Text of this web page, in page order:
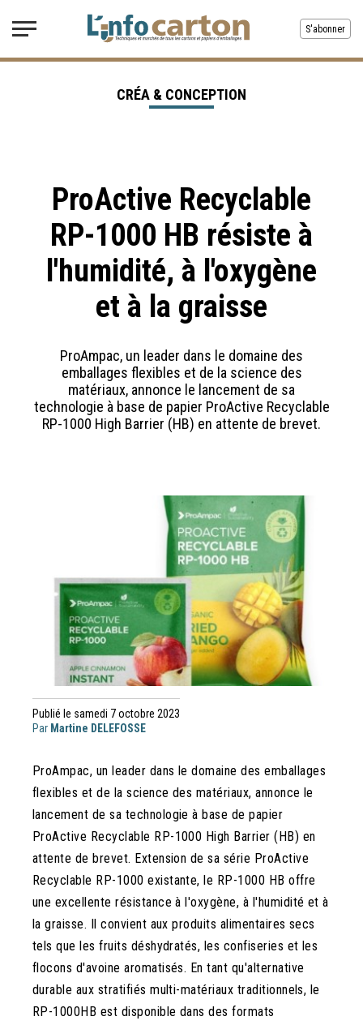
S'abonner
ProActive Recyclable
RP-1000 HB résiste à
l'humidité, à l'oxygène
et à la graisse
ProAmpac, un leader dans le domaine des
emballages flexibles et de la science des
matériaux, annonce le lancement de sa
technologie à base de papier ProActive Recyclable
RP-1000 High Barrier (HB) en attente de brevet.
CRÉA & CONCEPTION
Publié le samedi 7 octobre 2023
Par Martine DELEFOSSE
ProAmpac, un leader dans le domaine des emballages
flexibles et de la science des matériaux, annonce le
lancement de sa technologie à base de papier
ProActive Recyclable RP-1000 High Barrier (HB) en
attente de brevet. Extension de sa série ProActive
Recyclable RP-1000 existante, le RP-1000 HB offre
une excellente résistance à l'oxygène, à l'humidité et à
la graisse. Il convient aux produits alimentaires secs
tels que les fruits déshydratés, les confiseries et les
flocons d'avoine aromatisés. En tant qu'alternative
durable aux stratifiés multi-matériaux traditionnels, le
RP-1000HB est disponible dans des formats